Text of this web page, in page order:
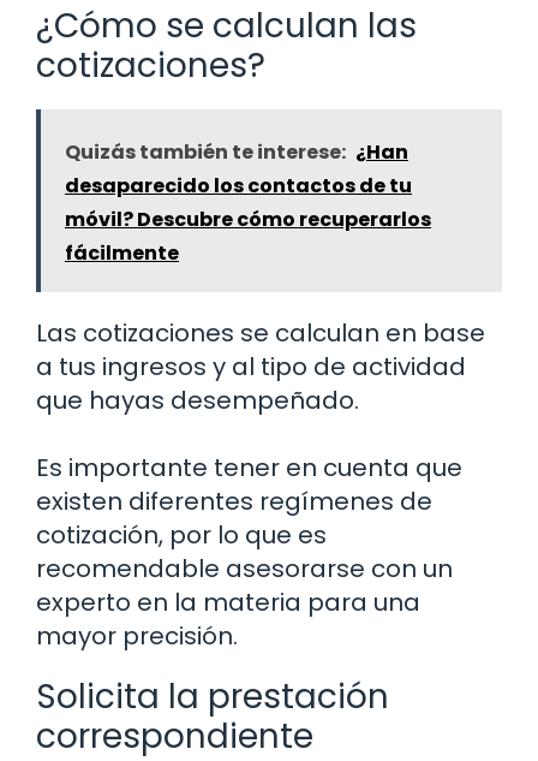
¿Cómo se calculan las
cotizaciones?
Quizás también te interese: ¿Han
desaparecido los contactos de tu
móvil? Descubre cómo recuperarlos
fácilmente
Las cotizaciones se calculan en base
a tus ingresos y al tipo de actividad
que hayas desempeñado.
Es importante tener en cuenta que
existen diferentes regímenes de
cotización, por lo que es
recomendable asesorarse con un
experto en la materia para una
mayor precisión.
Solicita la prestación
correspondiente